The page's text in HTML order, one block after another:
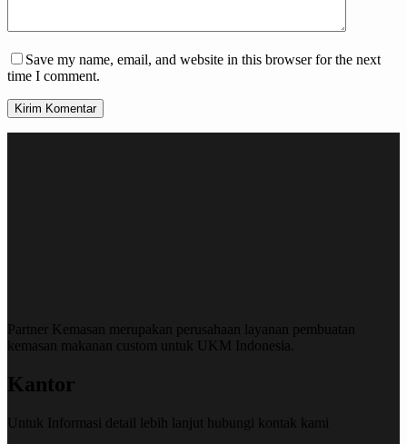
Save my name, email, and website in this browser for the next
time I comment.
Kirim Komentar
Partner Kemasan merupakan perusahaan layanan pembuatan
kemasan makanan custom untuk UKM Indonesia.
Kantor
Untuk Informasi detail lebih lanjut hubungi kontak kami